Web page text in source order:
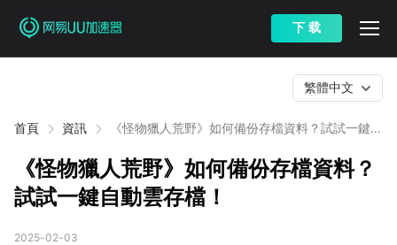
下 载
首頁 資訊
《怪物獵人荒野》如何備份存檔資料？試試一鍵自
繁體中文
《怪物獵人荒野》如何備份存檔資料？
試試一鍵自動雲存檔！
2025-02-03